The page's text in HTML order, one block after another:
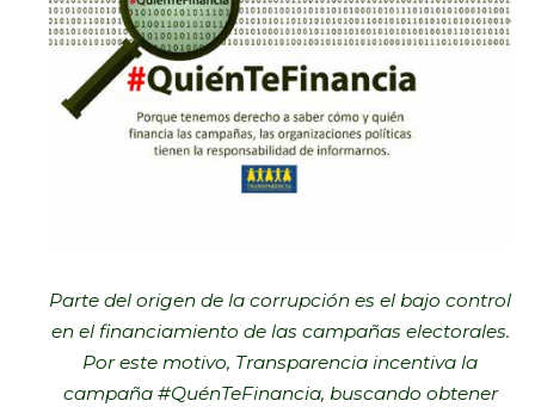
Parte del origen de la corrupción es el bajo control
en el financiamiento de las campañas electorales.
Por este motivo, Transparencia incentiva la
campaña #QuénTeFinancia, buscando obtener